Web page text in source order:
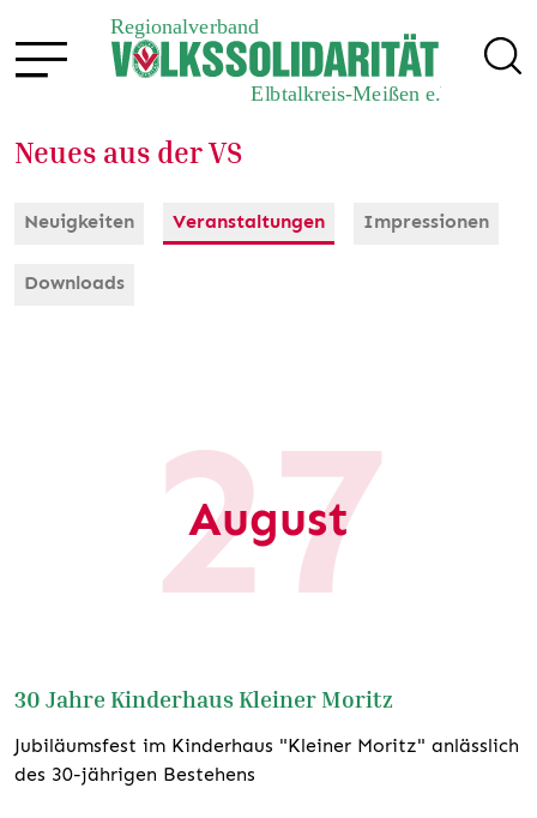
Neues aus der VS
Neuigkeiten Veranstaltungen Impressionen
Downloads
27
August
30 Jahre Kinderhaus Kleiner Moritz
Jubiläumsfest im Kinderhaus "Kleiner Moritz" anlässlich
des 30-jährigen Bestehens